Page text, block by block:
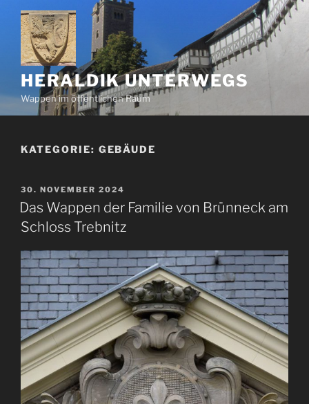
Zum
Inhalt
springen
HERALDIK UNTERWEGS
Wappen im öffentlichen Raum
KATEGORIE: GEBÄUDE
VERÖFFENTLICHT
AM
30. NOVEMBER 2024
Das Wappen der Familie von Brünneck am
Schloss Trebnitz